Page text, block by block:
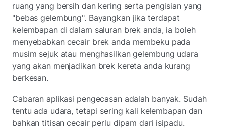
ruang yang bersih dan kering serta pengisian yang
"bebas gelembung". Bayangkan jika terdapat
kelembapan di dalam saluran brek anda, ia boleh
menyebabkan cecair brek anda membeku pada
musim sejuk atau menghasilkan gelembung udara
yang akan menjadikan brek kereta anda kurang
berkesan.
Cabaran aplikasi pengecasan adalah banyak. Sudah
tentu ada udara, tetapi sering kali kelembapan dan
bahkan titisan cecair perlu dipam dari isipadu.